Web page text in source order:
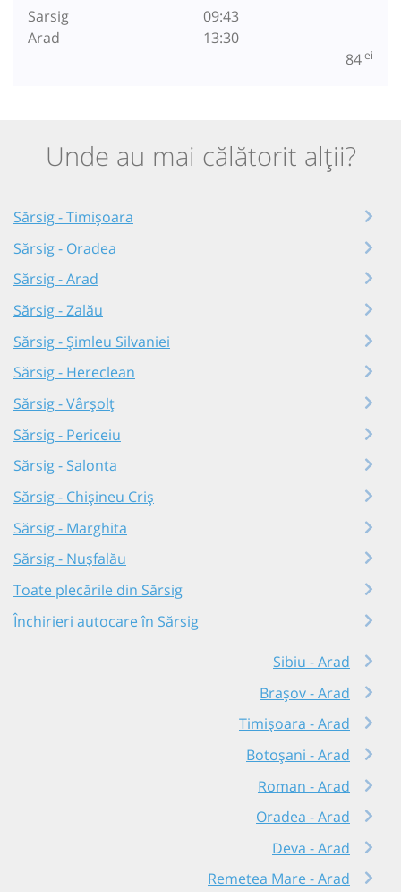
Sarsig
Arad
09:43
13:30
84lei
Unde au mai călătorit alții?
Sărsig - Timișoara
Sărsig - Oradea
Sărsig - Arad
Sărsig - Zalău
Sărsig - Șimleu Silvaniei
Sărsig - Hereclean
Sărsig - Vârșolț
Sărsig - Periceiu
Sărsig - Salonta
Sărsig - Chișineu Criș
Sărsig - Marghita
Sărsig - Nușfalău
Toate plecările din Sărsig
Închirieri autocare în Sărsig
Sibiu - Arad
Brașov - Arad
Timișoara - Arad
Botoșani - Arad
Roman - Arad
Oradea - Arad
Deva - Arad
Remetea Mare - Arad